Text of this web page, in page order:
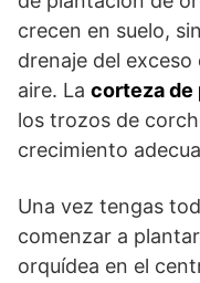
crecen en suelo,
drenaje del
aire. La corteza de
los trozos de
crecimiento
Una vez tengas
comenzar a
orquídea en el